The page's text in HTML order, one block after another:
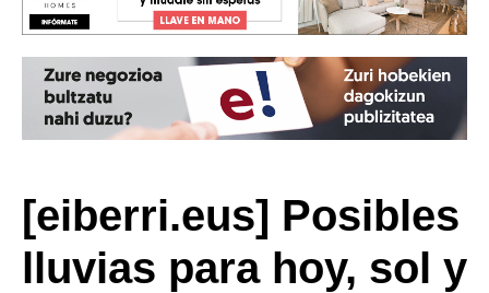
[eiberri.eus] Posibles
lluvias para hoy, sol y